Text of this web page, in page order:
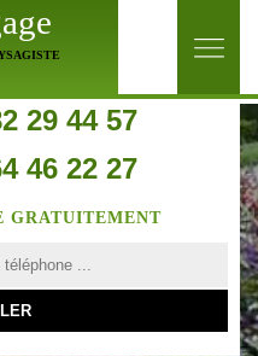
29 44 57
46 22 27
GRATUITEMENT